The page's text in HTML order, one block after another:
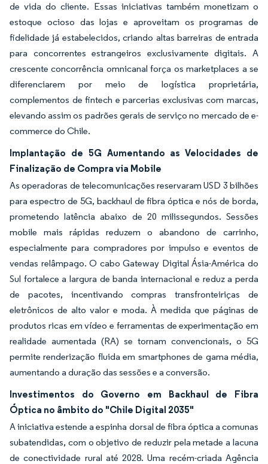
de vida do cliente. Essas iniciativas também monetizam o
estoque ocioso das lojas e aproveitam os programas de
fidelidade já estabelecidos, criando altas barreiras de entrada
para concorrentes estrangeiros exclusivamente digitais. A
crescente concorrência omnicanal força os marketplaces a se
diferenciarem por meio de logística proprietária,
complementos de fintech e parcerias exclusivas com marcas,
elevando assim os padrões gerais de serviço no mercado de e-
commerce do Chile.
Implantação de 5G Aumentando as Velocidades de
Finalização de Compra via Mobile
As operadoras de telecomunicações reservaram USD 3 bilhões
para espectro de 5G, backhaul de fibra óptica e nós de borda,
prometendo latência abaixo de 20 milissegundos. Sessões
mobile mais rápidas reduzem o abandono de carrinho,
especialmente para compradores por impulso e eventos de
vendas relâmpago. O cabo Gateway Digital Ásia-América do
Sul fortalece a largura de banda internacional e reduz a perda
de pacotes, incentivando compras transfronteiriças de
eletrônicos de alto valor e moda. À medida que páginas de
produtos ricas em vídeo e ferramentas de experimentação em
realidade aumentada (RA) se tornam convencionais, o 5G
permite renderização fluida em smartphones de gama média,
aumentando a duração das sessões e a conversão.
Investimentos do Governo em Backhaul de Fibra
Óptica no âmbito do "Chile Digital 2035"
A iniciativa estende a espinha dorsal de fibra óptica a comunas
subatendidas, com o objetivo de reduzir pela metade a lacuna
de conectividade rural até 2028. Uma recém-criada Agência